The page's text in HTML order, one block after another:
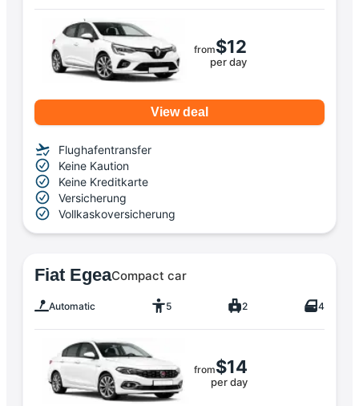
from$12
per day
View deal
Flughafentransfer
Keine Kaution
Keine Kreditkarte
Versicherung
Vollkaskoversicherung
Fiat EgeaCompact car
Automatic 5 2 4
from$14
per day